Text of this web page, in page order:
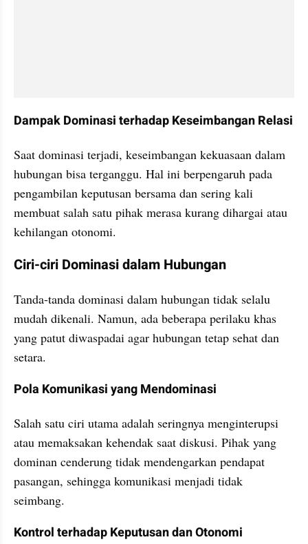
Dampak Dominasi terhadap Keseimbangan Relasi
Saat dominasi terjadi, keseimbangan kekuasaan dalam
hubungan bisa terganggu. Hal ini berpengaruh pada
pengambilan keputusan bersama dan sering kali
membuat salah satu pihak merasa kurang dihargai atau
kehilangan otonomi.
Ciri-ciri Dominasi dalam Hubungan
Tanda-tanda dominasi dalam hubungan tidak selalu
mudah dikenali. Namun, ada beberapa perilaku khas
yang patut diwaspadai agar hubungan tetap sehat dan
setara.
Pola Komunikasi yang Mendominasi
Salah satu ciri utama adalah seringnya menginterupsi
atau memaksakan kehendak saat diskusi. Pihak yang
dominan cenderung tidak mendengarkan pendapat
pasangan, sehingga komunikasi menjadi tidak
seimbang.
Kontrol terhadap Keputusan dan Otonomi